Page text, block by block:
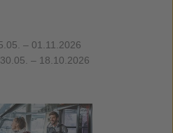
– 01.11.2026
– 18.10.2026